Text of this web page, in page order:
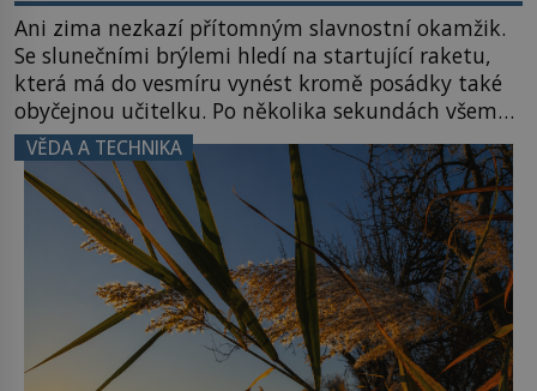
Ani zima nezkazí přítomným slavnostní okamžik.
Se slunečními brýlemi hledí na startující raketu,
která má do vesmíru vynést kromě posádky také
obyčejnou učitelku. Po několika sekundách všem
ztuhnou úsměvy, stroj totiž exploduje. Jejich
konstrukce není z levného kraje, daňové
poplatníky stojí miliardy dolarů. Na druhou stranu
zvládnou jen představitelné věci. Na malé kousky
Název: Columbia První […]
VĚDA A TECHNIKA